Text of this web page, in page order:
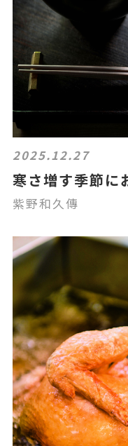
2025.12.27
寒さ増す季節に
紫野和久傳